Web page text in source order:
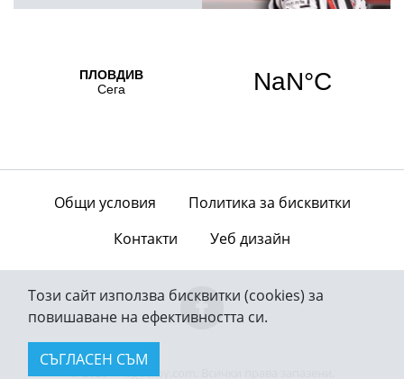
Общи условия
Политика за бисквитки
Контакти
Уеб дизайн
© 2026 — bgderby.com. Всички права запазени.
Този сайт използва бисквитки (cookies) за
повишаване на ефективността си.
СЪГЛАСЕН СЪМ